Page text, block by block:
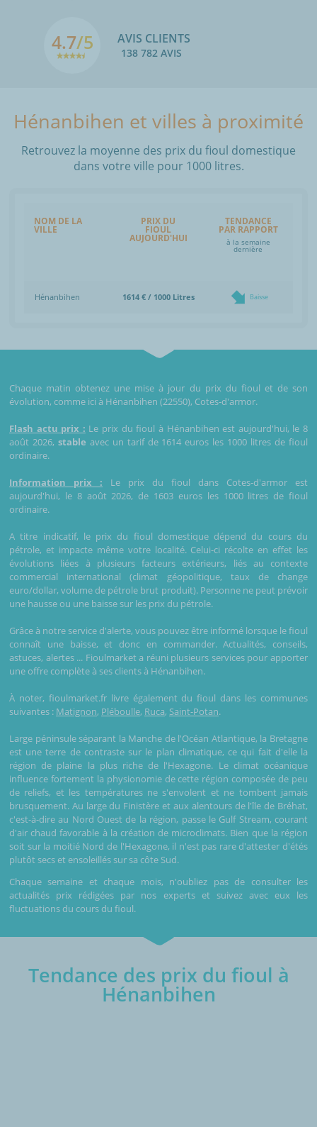
4.7/5 AVIS CLIENTS
138 782 AVIS
Hénanbihen et villes à proximité
Retrouvez la moyenne des prix du fioul domestique
dans votre ville pour 1000 litres.
NOM DE LA
VILLE
PRIX DU
FIOUL
AUJOURD'HUI
TENDANCE
PAR RAPPORT
à la semaine
dernière
Hénanbihen 1614 € / 1000 Litres Baisse
Chaque matin obtenez une mise à jour du prix du fioul et de son
évolution, comme ici à Hénanbihen (22550), Cotes-d'armor.
Flash actu prix : Le prix du fioul à Hénanbihen est aujourd'hui, le 8
août 2026, stable avec un tarif de 1614 euros les 1000 litres de fioul
ordinaire.
Information prix : Le prix du fioul dans Cotes-d'armor est
aujourd'hui, le 8 août 2026, de 1603 euros les 1000 litres de fioul
ordinaire.
A titre indicatif, le prix du fioul domestique dépend du cours du
pétrole, et impacte même votre localité. Celui-ci récolte en effet les
évolutions liées à plusieurs facteurs extérieurs, liés au contexte
commercial international (climat géopolitique, taux de change
euro/dollar, volume de pétrole brut produit). Personne ne peut prévoir
une hausse ou une baisse sur les prix du pétrole.
Grâce à notre service d'alerte, vous pouvez être informé lorsque le fioul
connaît une baisse, et donc en commander. Actualités, conseils,
astuces, alertes ... Fioulmarket a réuni plusieurs services pour apporter
une offre complète à ses clients à Hénanbihen.
À noter, fioulmarket.fr livre également du fioul dans les communes
suivantes : Matignon, Pléboulle, Ruca, Saint-Potan.
Large péninsule séparant la Manche de l'Océan Atlantique, la Bretagne
est une terre de contraste sur le plan climatique, ce qui fait d'elle la
région de plaine la plus riche de l'Hexagone. Le climat océanique
influence fortement la physionomie de cette région composée de peu
de reliefs, et les températures ne s'envolent et ne tombent jamais
brusquement. Au large du Finistère et aux alentours de l'île de Bréhat,
c'est-à-dire au Nord Ouest de la région, passe le Gulf Stream, courant
d'air chaud favorable à la création de microclimats. Bien que la région
soit sur la moitié Nord de l'Hexagone, il n'est pas rare d'attester d'étés
plutôt secs et ensoleillés sur sa côte Sud.
Chaque semaine et chaque mois, n'oubliez pas de consulter les
actualités prix rédigées par nos experts et suivez avec eux les
fluctuations du cours du fioul.
Tendance des prix du fioul à
Hénanbihen